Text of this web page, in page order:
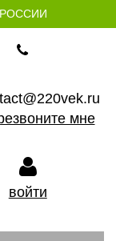
мне
войти